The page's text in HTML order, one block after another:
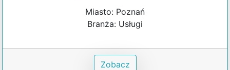
Miasto: Poznań
Branża: Usługi
Zobacz